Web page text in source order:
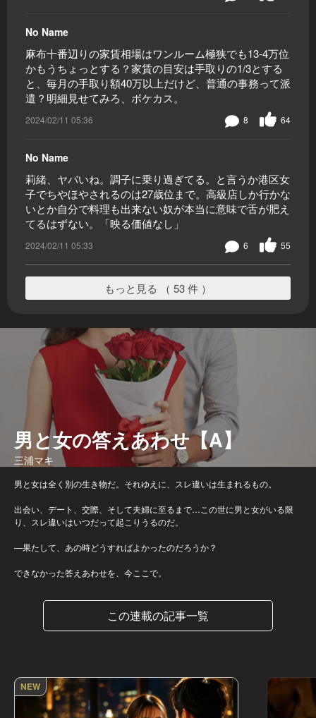
No Name
麻布十番辺りの家賃相場はワンルーム極狭でも13-4万位
かもうちょっとする？家賃の目安は手取りの1/3とする
と、毎月の手取り額40万以上だけど、普通の事務って派
遣？明細見せてみろ、ボケカス。
2024/02/11 05:36 64
8
No Name
莉緒、ヤバいね。調子に乗り過ぎてる。と言うか港区女
子でちやほやされるのは27歳位まで。高級店しか行かな
いとか自分で料理も出来ない奴が本当に意味で舌が肥え
てるはずない。「映る価値なし」
2024/02/11 05:33 55
6
もっと見る （ 53 件 ）
男と女の答えあわせ【A】
三浦マキ
男と女は全く別の生き物だ。それゆえに、スレ違いは生まれるもの。
出会い、デート、交際、そして夫婦に至るまで…この世に男と女がいる限
り、スレ違いはいつだって起こりうるのだ。
—果たして、あの時どうすればよかったのだろうか？
できなかった答えあわせを、今ここで。
この連載の記事一覧
NEW